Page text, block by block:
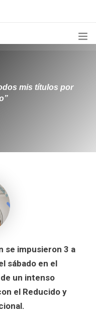
mis títulos por
se impusieron 3 a
sábado en el
un intenso
el Reducido y